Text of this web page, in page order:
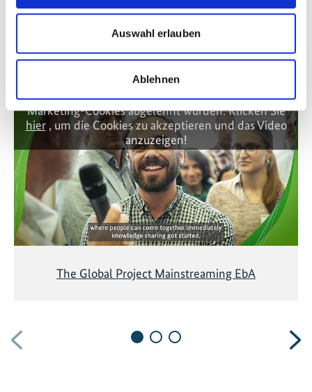
Auswahl erlauben
Ablehnen
Videos zum Projekt
Vorherige
Diese Inhalte können nicht angezeigt werden, da die
Marketing-Cookies abgelehnt wurden. Klicken Sie
hier, um die Cookies zu akzeptieren und das Video
anzuzeigen!
The Global Project Mainstreaming EbA